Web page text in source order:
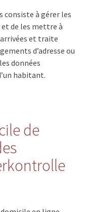
à gérer les
de les mettre à
et traite
d’adresse ou
données
habitant.
de